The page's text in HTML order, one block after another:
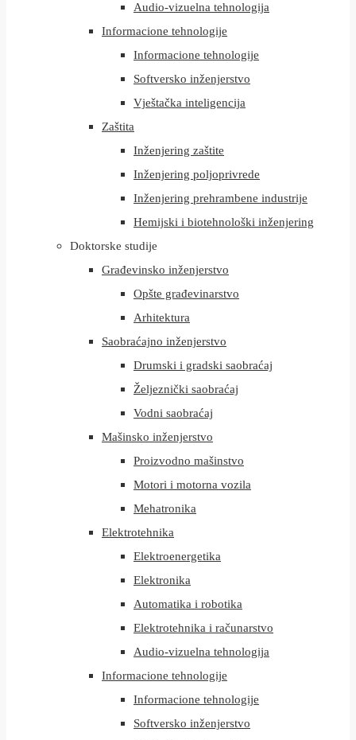
Audio-vizuelna tehnologija
Informacione tehnologije
Informacione tehnologije
Softversko inženjerstvo
Vještačka inteligencija
Zaštita
Inženjering zaštite
Inženjering poljoprivrede
Inženjering prehrambene industrije
Hemijski i biotehnološki inženjering
Doktorske studije
Građevinsko inženjerstvo
Opšte građevinarstvo
Arhitektura
Saobraćajno inženjerstvo
Drumski i gradski saobraćaj
Željeznički saobraćaj
Vodni saobraćaj
Mašinsko inženjerstvo
Proizvodno mašinstvo
Motori i motorna vozila
Mehatronika
Elektrotehnika
Elektroenergetika
Elektronika
Automatika i robotika
Elektrotehnika i računarstvo
Audio-vizuelna tehnologija
Informacione tehnologije
Informacione tehnologije
Softversko inženjerstvo